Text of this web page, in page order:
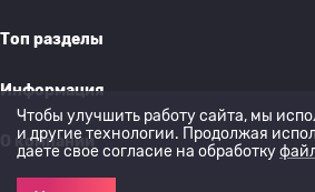
Топ разделы
Информация
О компании
Чтобы улучшить работу сайта, мы
и другие технологии. Продолжая
даете свое согласие на обработку